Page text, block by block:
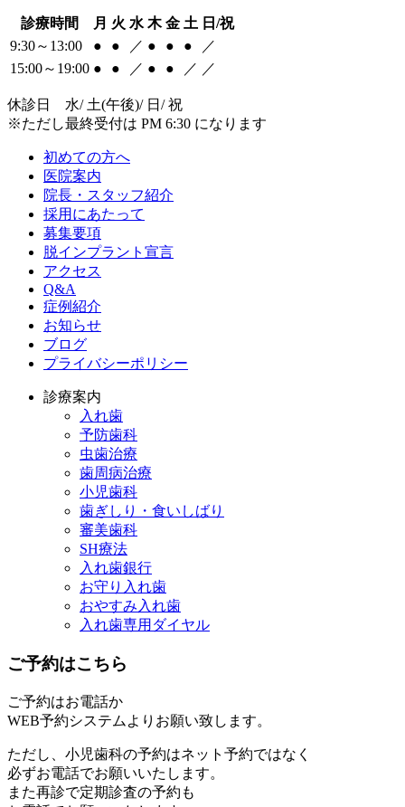
診療時間 月 火 水 木 金 土 日/祝
9:30～13:00
● ● ／ ● ● ●
／
15:00～19:00 ● ● ／ ● ● ／ ／
休診日 水/ 土(午後)/ 日/ 祝
※ただし最終受付は PM 6:30 になります
初めての方へ
医院案内
院長・スタッフ紹介
採用にあたって
募集要項
脱インプラント宣言
アクセス
Q&A
症例紹介
お知らせ
ブログ
プライバシーポリシー
診療案内
入れ歯
予防歯科
虫歯治療
歯周病治療
小児歯科
歯ぎしり・食いしばり
審美歯科
SH療法
入れ歯銀行
お守り入れ歯
おやすみ入れ歯
入れ歯専用ダイヤル
ご予約はこちら
ご予約はお電話か
WEB予約システムよりお願い致します。
ただし、小児歯科の予約はネット予約ではなく
必ずお電話でお願いいたします。
また再診で定期診査の予約も